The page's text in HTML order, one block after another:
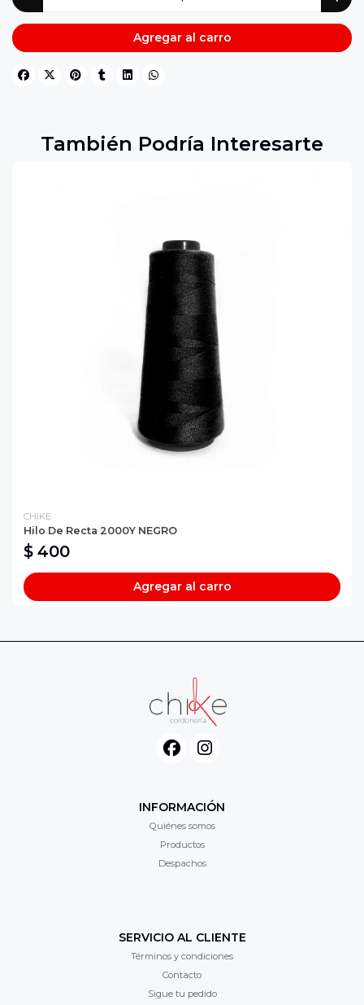
Agregar al carro
También Podría Interesarte
CHIKE
Hilo De Recta 2000Y NEGRO
$ 400
Agregar al carro
INFORMACIÓN
Quiénes somos
Productos
Despachos
SERVICIO AL CLIENTE
Términos y condiciones
Contacto
Sigue tu pedido